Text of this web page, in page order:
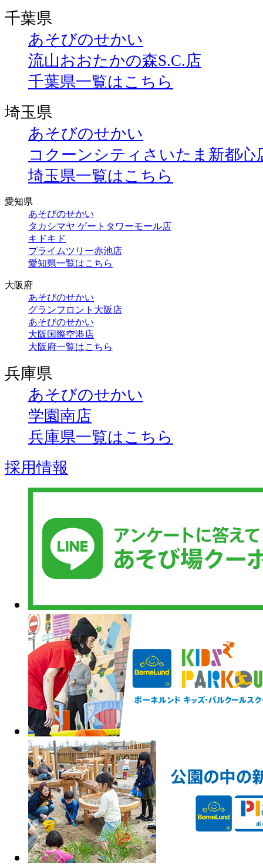
千葉県
あそびのせかい
流山おおたかの森S.C.店
千葉県一覧はこちら
埼玉県
あそびのせかい
コクーンシティさいたま新都心
埼玉県一覧はこちら
愛知県
あそびのせかい
タカシマヤ ゲートタワーモール店
キドキド
プライムツリー赤池店
愛知県一覧はこちら
大阪府
あそびのせかい
グランフロント大阪店
あそびのせかい
大阪国際空港店
大阪府一覧はこちら
兵庫県
あそびのせかい
学園南店
兵庫県一覧はこちら
採用情報